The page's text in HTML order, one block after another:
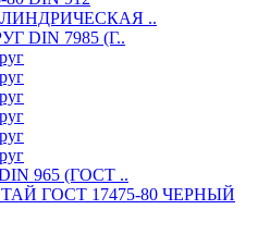
..
DIN 7985 (Г..
965 (ГОСТ ..
ГОСТ 17475-80 ЧЕРНЫЙ